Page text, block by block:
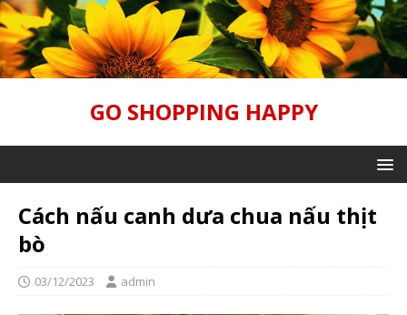
GO SHOPPING HAPPY
Cách nấu canh dưa chua nấu thịt
bò
03/12/2023 admin